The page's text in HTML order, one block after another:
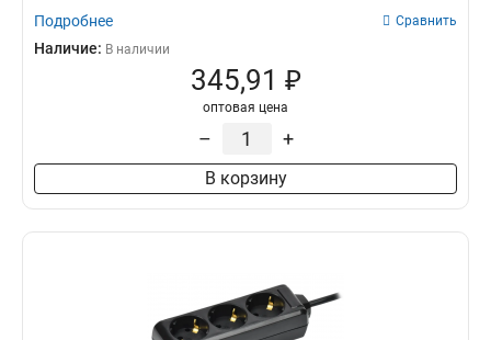
Подробнее Сравнить
Наличие: В наличии
345,91 ₽
оптовая цена
– +
В корзину